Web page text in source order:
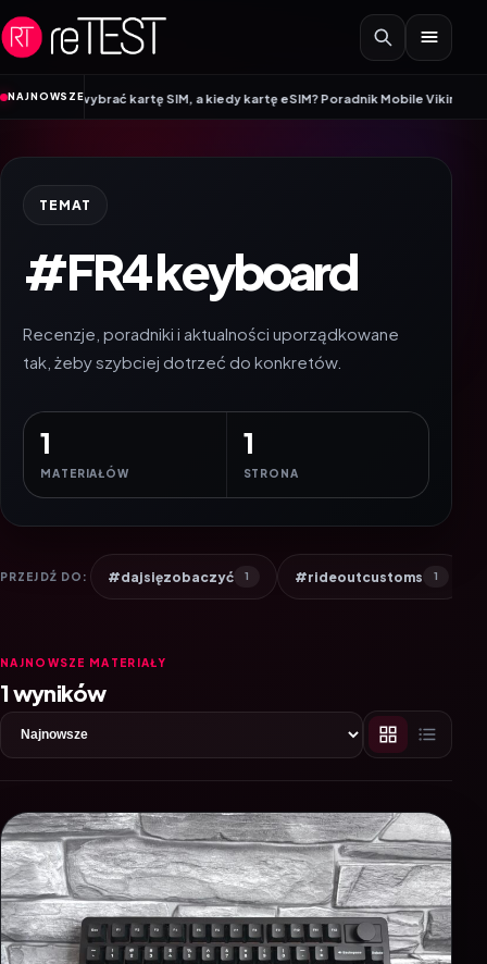
Przejdź do treści
NAJNOWSZE
wybrać kartę SIM, a kiedy kartę eSIM? Poradnik Mobile Vikings•Wracamy
TEMAT
#FR4 keyboard
Recenzje, poradniki i aktualności uporządkowane
tak, żeby szybciej dotrzeć do konkretów.
1
MATERIAŁÓW
1
STRONA
PRZEJDŹ DO: #dajsięzobaczyć 1 #rideoutcustoms 1
NAJNOWSZE MATERIAŁY
1 wyników